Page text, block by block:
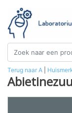
Terug naar A